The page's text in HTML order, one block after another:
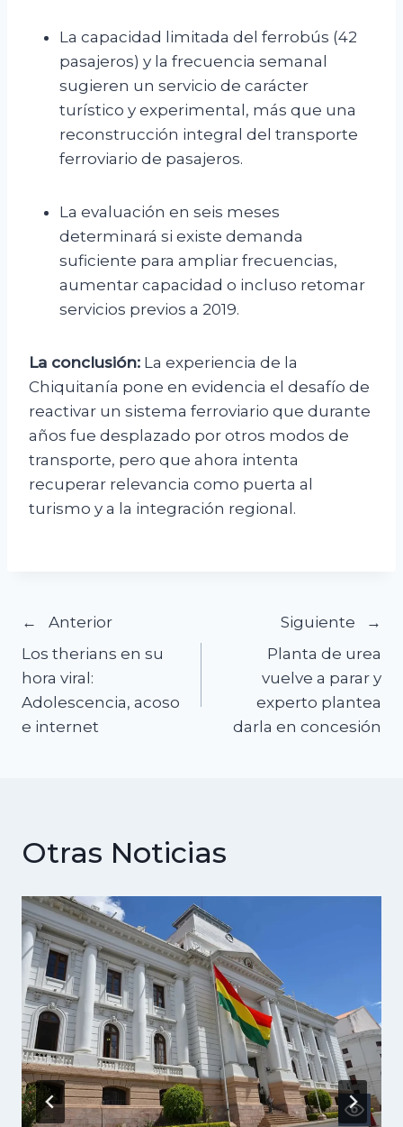
La capacidad limitada del ferrobús (42
pasajeros) y la frecuencia semanal
sugieren un servicio de carácter
turístico y experimental, más que una
reconstrucción integral del transporte
ferroviario de pasajeros.
La evaluación en seis meses
determinará si existe demanda
suficiente para ampliar frecuencias,
aumentar capacidad o incluso retomar
servicios previos a 2019.
La conclusión: La experiencia de la
Chiquitanía pone en evidencia el desafío de
reactivar un sistema ferroviario que durante
años fue desplazado por otros modos de
transporte, pero que ahora intenta
recuperar relevancia como puerta al
turismo y a la integración regional.
Navegación
de
entradas
Anterior
Los therians en su
hora viral:
Adolescencia, acoso
e internet
Siguiente
Planta de urea
vuelve a parar y
experto plantea
darla en concesión
Otras Noticias